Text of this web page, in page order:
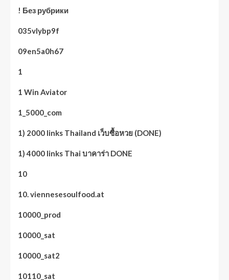
! Без рубрики
035vlybp9f
09en5a0h67
1
1 Win Aviator
1_5000_com
1) 2000 links Thailand เว็บซื้อหวย (DONE)
1) 4000 links Thai บาคาร่า DONE
10
10. viennesesoulfood.at
10000_prod
10000_sat
10000_sat2
10110_sat